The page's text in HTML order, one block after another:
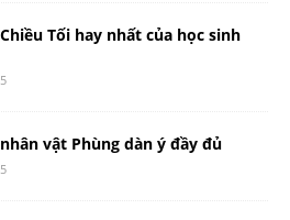
Tối hay nhất của học sinh
vật Phùng dàn ý đầy đủ